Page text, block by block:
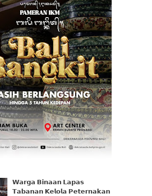
𝗪𝗮𝗿𝗴𝗮 𝗕𝗶𝗻𝗮𝗮𝗻 𝗟𝗮𝗽𝗮𝘀
𝗧𝗮𝗯𝗮𝗻𝗮𝗻 𝗞𝗲𝗹𝗼𝗹𝗮 𝗣𝗲𝘁𝗲𝗿𝗻𝗮𝗸𝗮𝗻